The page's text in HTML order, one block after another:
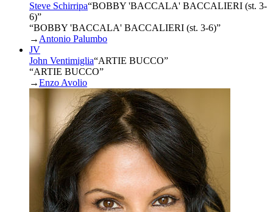
Steve Schirripa“BOBBY 'BACCALA' BACCALIERI (st. 3-
6)”
“BOBBY 'BACCALA' BACCALIERI (st. 3-6)”
→ Antonio Palumbo
JV
John Ventimiglia“ARTIE BUCCO”
“ARTIE BUCCO”
→Enzo Avolio